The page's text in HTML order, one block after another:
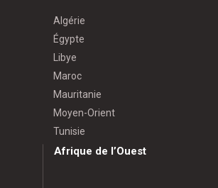
Algérie
Égypte
Libye
Maroc
Mauritanie
Moyen-Orient
Tunisie
Afrique de l’Ouest